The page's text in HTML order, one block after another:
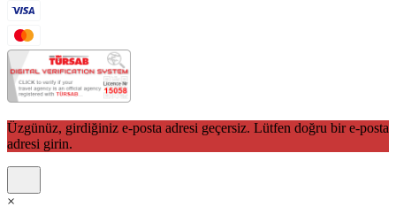
Üzgünüz, girdiğiniz e-posta adresi geçersiz. Lütfen doğru bir e-posta
adresi girin.
×